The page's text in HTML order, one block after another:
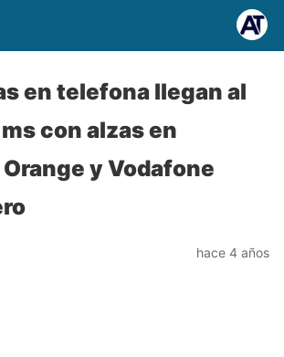
en telefona llegan al
ms con alzas en
y Vodafone
hace 4 años